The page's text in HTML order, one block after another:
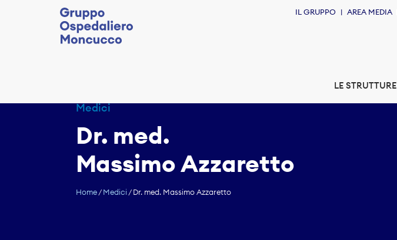
LE STRUTTURE
IL GRUPPO AREA MEDIA
Medici
Dr. med.
Massimo Azzaretto
Home/Medici/Dr. med. Massimo Azzaretto